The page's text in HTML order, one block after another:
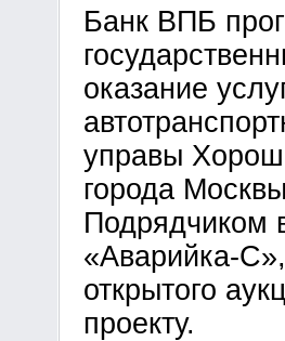
Банк ВПБ
оказание
управы
города
Подрядчиком
«Аварийка-
открытого
проекту.